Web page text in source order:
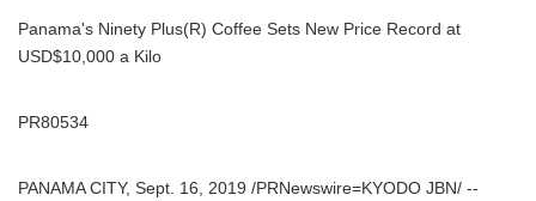
Panama's Ninety Plus(R) Coffee Sets New Price Record at
USD$10,000 a Kilo
PR80534
PANAMA CITY, Sept. 16, 2019 /PRNewswire=KYODO JBN/ --